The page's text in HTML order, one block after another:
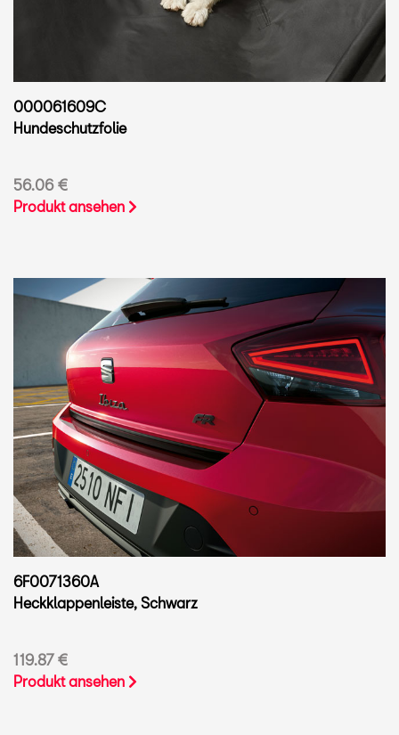
000061609C
Hundeschutzfolie
56.06 €
Produkt ansehen
6F0071360A
Heckklappenleiste, Schwarz
119.87 €
Produkt ansehen